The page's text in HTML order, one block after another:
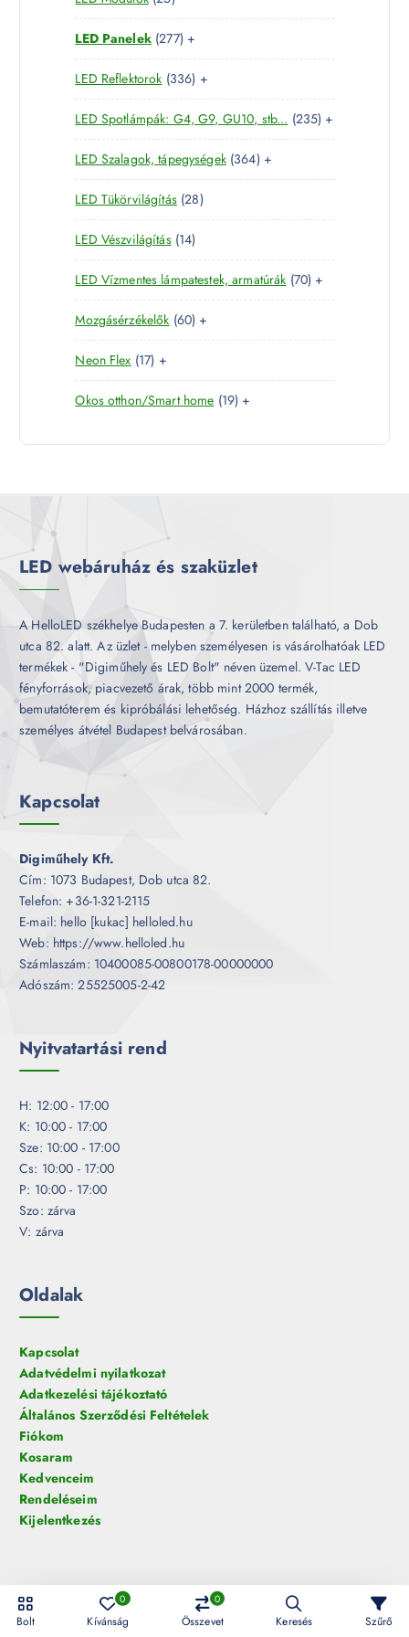
k
m
k
t
r
é
k
5
t
e
r
m
é
k
LED Panelek 2772
7
7
t
e
r
m
é
k
+
LED Reflektorok 3363
3
6
t
e
r
m
é
k
+
LED Spotlámpák: G4, G9, GU10, stb... 2352
3
t
r
é
k
+
LED Szalagok, tápegységek 3643
6
t
r
m
é
+
LED Tükörvilágítás 282
8
e
r
m
é
k
LED Vészvilágítás 141
4
t
e
r
m
k
LED Vízmentes lámpatestek, armatúrák 707
0
e
m
+
Mozgásérzékelők 606
0
e
r
é
+
Neon Flex 171
7
t
r
+
Okos otthon/Smart home 191
t
+
LED webáruház és szaküzlet
A HelloLED székhelye Budapesten a 7. kerületben található, a Dob
utca 82. alatt. Az üzlet - melyben személyesen is vásárolhatóak LED
termékek - "Digiműhely és LED Bolt" néven üzemel. V-Tac LED
fényforrások, piacvezető árak, több mint 2000 termék,
bemutatóterem és kipróbálási lehetőség. Házhoz szállítás illetve
személyes átvétel Budapest belvárosában.
Kapcsolat
Digiműhely Kft.
Cím: 1073 Budapest, Dob utca 82.
Telefon: +36-1-321-2115
E-mail: hello [kukac] helloled.hu
Web: https://www.helloled.hu
Számlaszám: 10400085-00800178-00000000
Adószám: 25525005-2-42
Nyitvatartási rend
H: 12:00 - 17:00
K: 10:00 - 17:00
Sze: 10:00 - 17:00
Cs: 10:00 - 17:00
P: 10:00 - 17:00
Szo: zárva
V: zárva
Oldalak
Kapcsolat
Adatvédelmi nyilatkozat
Adatkezelési tájékoztató
Általános Szerződési Feltételek
Fiókom
Kosaram
Kedvenceim
Rendeléseim
Kijelentkezés
© 2026 HelloLED.hu Digiműhely Kft. | Minden jog fenntartva!
Bolt
0
Kívánság
0
Összevet Keresés Szűrő